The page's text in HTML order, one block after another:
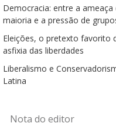
Democracia: entre a ameaça
maioria e a pressão de
Eleições, o pretexto favorito
asfixia das liberdades
Liberalismo e
Latina
Nota do editor